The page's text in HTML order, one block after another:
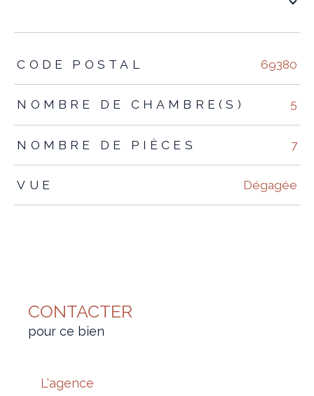
TRAD_ZEPHYR_Caracteristique TRAD_ZEPHYR_Valeurs
CODE POSTAL 69380
NOMBRE DE CHAMBRE(S) 5
NOMBRE DE PIÈCES 7
VUE Dégagée
CONTACTER
pour ce bien
L'agence